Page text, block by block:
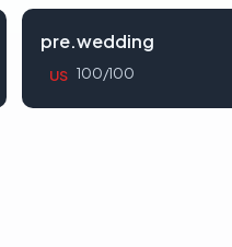
pre.wedding
US 100/100